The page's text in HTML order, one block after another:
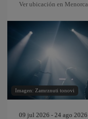
Ver ubicación en Menorca
Imagen: Zamrznuti tonovi
09 jul 2026 - 24 ago 2026